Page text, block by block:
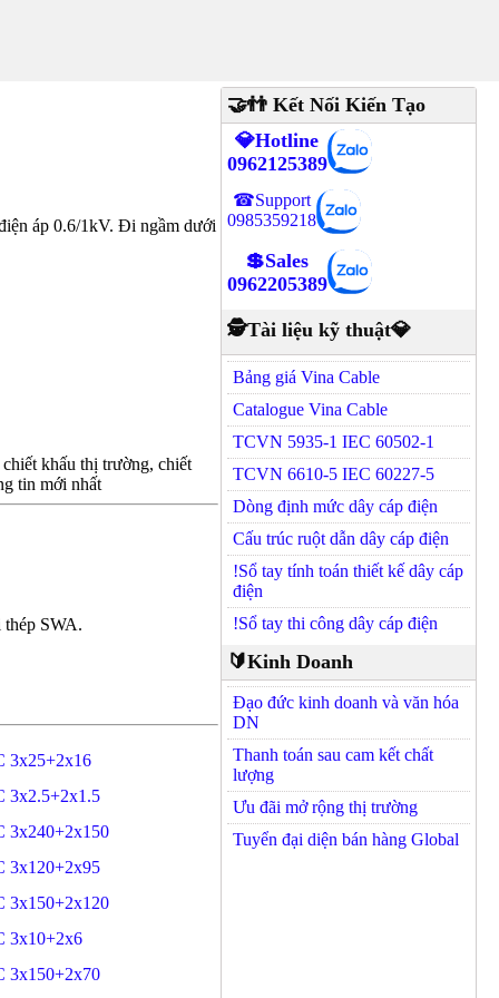
áp 0.6/1kV. Đi ngầm dưới
khấu thị trường, chiết
tin mới nhất
SWA.
3x25+2x16
3x2.5+2x1.5
3x240+2x150
3x120+2x95
3x150+2x120
3x10+2x6
3x150+2x70
🤝👬 Kết Nối Kiến Tạo
💎Hotline
0962125389
☎Support
0985359218
💲Sales
0962205389
🕵Tài liệu kỹ thuật💎
Bảng giá Vina Cable
Catalogue Vina Cable
TCVN 5935-1 IEC 60502-1
TCVN 6610-5 IEC 60227-5
Dòng định mức dây cáp điện
Cấu trúc ruột dẫn dây cáp điện
!Sổ tay tính toán thiết kế dây cáp
điện
!Sổ tay thi công dây cáp điện
🔰Kinh Doanh
Đạo đức kinh doanh và văn hóa
DN
Thanh toán sau cam kết chất
lượng
Ưu đãi mở rộng thị trường
Tuyển đại diện bán hàng Global